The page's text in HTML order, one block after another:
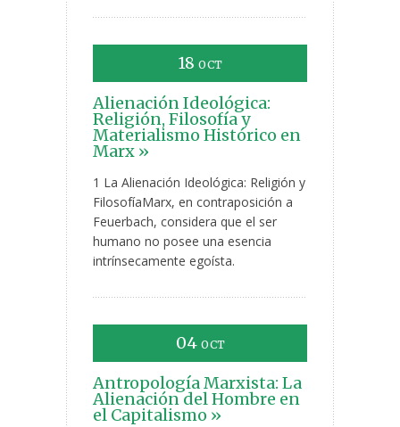
18 OCT
Alienación Ideológica:
Religión, Filosofía y
Materialismo Histórico en
Marx »
1 La Alienación Ideológica: Religión y
FilosofíaMarx, en contraposición a
Feuerbach, considera que el ser
humano no posee una esencia
intrínsecamente egoísta.
04 OCT
Antropología Marxista: La
Alienación del Hombre en
el Capitalismo »